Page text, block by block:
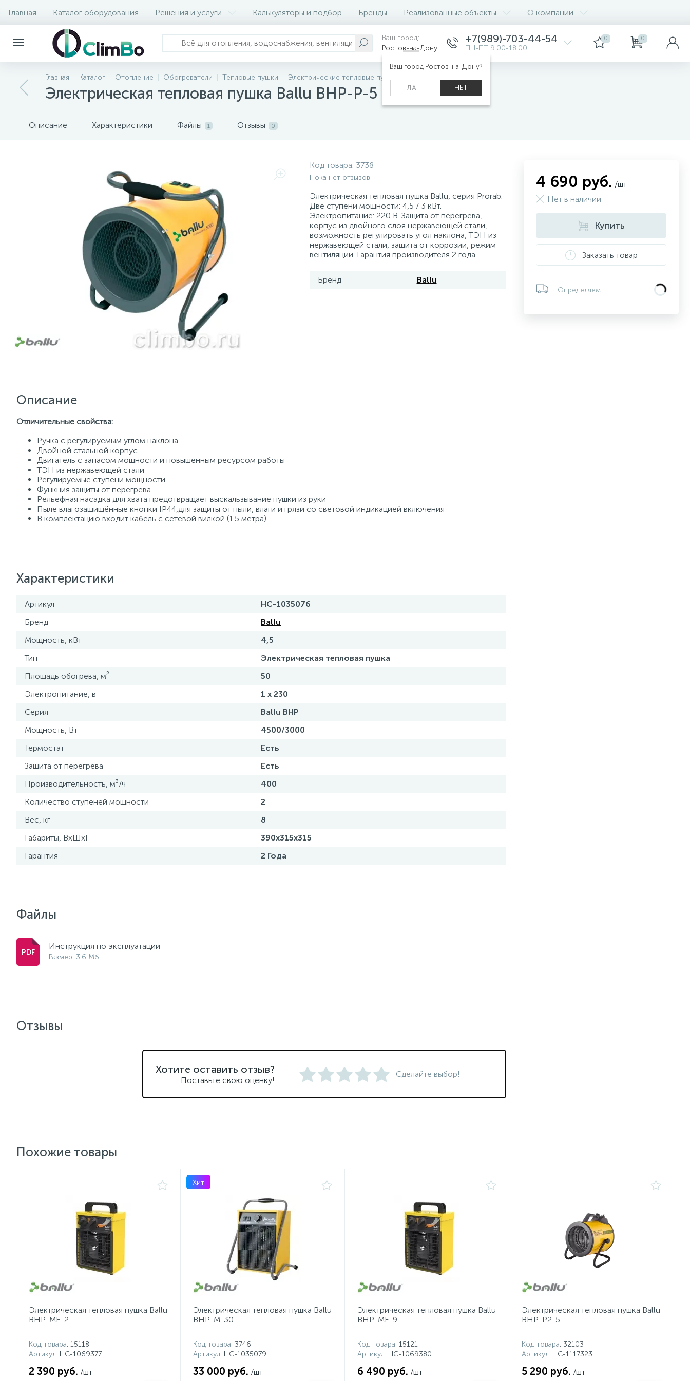
Главная Каталог оборудования Решения и услуги Калькуляторы и подбор Бренды Реализованные объекты О компании
Ваш город:
Ростов-на-Дону
Ваш город Ростов-на-Дону?
ДА НЕТ
+7(989)-703-44-54
ПН-ПТ 9:00-18:00
0 0
Главная Каталог Отопление Обогреватели Тепловые пушки Электрические тепловые пушки
Электрическая тепловая пушка Ballu BHP-P-5
Описание Характеристики Файлы 1 Отзывы 0
Код товара: 3738
Пока нет отзывов
Электрическая тепловая пушка Ballu, серия Prorab.
Две ступени мощности: 4,5 / 3 кВт.
Электропитание: 220 В. Защита от перегрева,
корпус из двойного слоя нержавеющей стали,
возможность регулировать угол наклона, ТЭН из
нержавеющей стали, защита от коррозии, режим
вентиляции. Гарантия производителя 2 года.
Бренд Ballu
Описание
Отличительные свойства:
Ручка с регулируемым углом наклона
Двойной стальной корпус
Двигатель с запасом мощности и повышенным ресурсом работы
ТЭН из нержавеющей стали
Регулируемые ступени мощности
Функция защиты от перегрева
Рельефная насадка для хвата предотвращает выскальзывание пушки из руки
Пыле влагозащищённые кнопки IP44,для защиты от пыли, влаги и грязи со световой индикацией включения
В комплектацию входит кабель с сетевой вилкой (1.5 метра)
Характеристики
Артикул
НС-1035076
Бренд
Ballu
Мощность, кВт
4,5
Тип
Электрическая тепловая пушка
Площадь обогрева, м²
50
Электропитание, в
1 x 230
Серия
Ballu BHP
Мощность, Вт
4500/3000
Термостат
Есть
Защита от перегрева
Есть
Производительность, м³/ч
400
Количество ступеней мощности
2
Вес, кг
8
Габариты, ВхШхГ
390х315х315
Гарантия
2 Года
Файлы
Инструкция по эксплуатации
Размер: 3.6 Мб
4 690 руб. /шт
Нет в наличии
Купить
Заказать товар
Определяем...
Отзывы
Хотите оставить отзыв?
Поставьте свою оценку!
Сделайте выбор!
Похожие товары
Электрическая тепловая пушка Ballu
BHP-ME-2
Код товара: 15118
Артикул: НС-1069377
2 390 руб. /шт
Хит
Электрическая тепловая пушка Ballu
BHP-M-30
Код товара: 3746
Артикул: НС-1035079
33 000 руб. /шт
Электрическая тепловая пушка Ballu
BHP-ME-9
Код товара: 15121
Артикул: НС-1069380
6 490 руб. /шт
Электрическая тепловая пушка Ballu
BHP-P2-5
Код товара: 32103
Артикул: НС-1117323
5 290 руб. /шт